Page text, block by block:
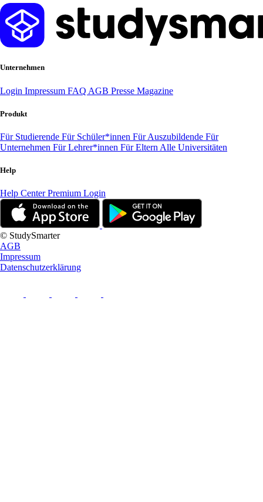
Unternehmen
Login Impressum FAQ AGB Presse Magazine
Produkt
Für Studierende Für Schüler*innen Für Auszubildende Für
Unternehmen Für Lehrer*innen Für Eltern Alle Universitäten
Help
Help CenterPremium Login
© StudySmarter
AGB
Impressum
Datenschutzerklärung